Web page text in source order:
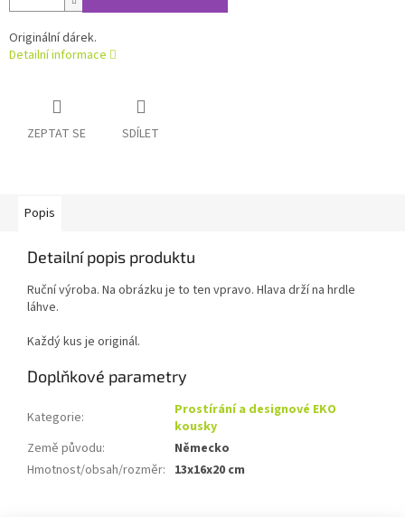
Originální dárek.
Detailní informace
ZEPTAT SE SDÍLET
Popis
Detailní popis produktu
Ruční výroba. Na obrázku je to ten vpravo. Hlava drží na hrdle
láhve.
Každý kus je originál.
Doplňkové parametry
Kategorie:
Prostírání a designové EKO
kousky
Země původu:
Německo
Hmotnost/obsah/rozměr: 13x16x20 cm